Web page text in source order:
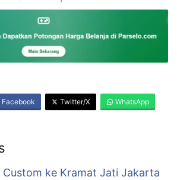
Facebook Twitter/X WhatsApp
Custom ke Kramat Jati Jakarta